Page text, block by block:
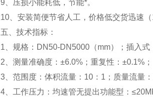
9、压损小能耗低，节能*。
10、安装简便节省人工，价格低交货迅速（
五、技术指标：
1、规格：DN50-DN5000（mm）；插入式
2、测量准确度：±6.0%；重复性：±0.1%；
3、范围度：体积流量：10：1；质量流量：
4、工作压力：均速管无提出功能型：